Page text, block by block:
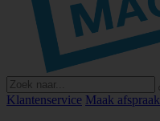
Klantenservice Maak afspraak